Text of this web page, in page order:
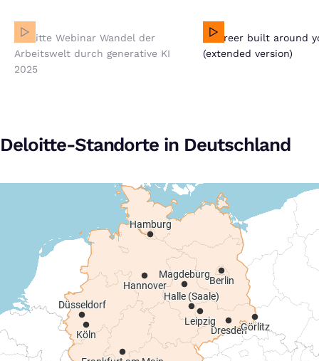
Deloitte Webinar Wandel der Arbeitswelt durch generative
KI 2025
Bei Klick auf dieses Video wird eine Verbindung zu
YouTube aufgebaut. Weitere Informationen findest Du
Deloitte Webinar Wandel der
Arbeitswelt durch generative KI
2025
A career built around
(extended version)
Deloitte-Standorte in Deutschland